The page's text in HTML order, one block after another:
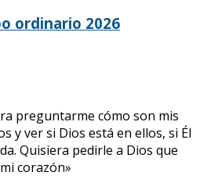
ordinario 2026
preguntarme cómo son mis
y ver si Dios está en ellos, si Él
Quisiera pedirle a Dios que
corazón»